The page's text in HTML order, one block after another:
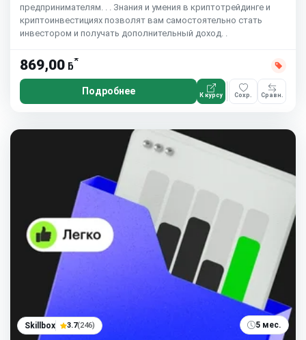
предпринимателям. . . Знания и умения в криптотрейдинге и
криптоинвестициях позволят вам самостоятельно стать
инвестором и получать дополнительный доход. .
869,00 ƃ*
Подробнее К курсу Сохр. Сравн.
Skillbox 3.7(246) 5 мес.